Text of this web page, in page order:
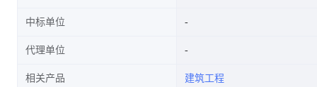
中标单位
代理单位
相关产品 建筑工程